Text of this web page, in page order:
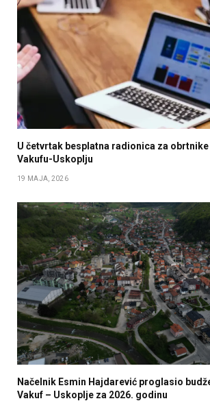
U četvrtak besplatna radionica za obrtnike
Vakufu-Uskoplju
19 MAJA, 2026
Načelnik Esmin Hajdarević proglasio
Vakuf – Uskoplje za 2026. godinu